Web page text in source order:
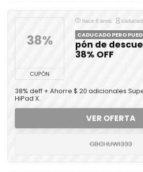
38%
CUPÓN
hace 6 anos
CADUCADO PERO
pón de
38% OFF
38% deff + Ahorre $ 20 adicionales
HiPad X.
VER OFERTA
GBCHUWI333